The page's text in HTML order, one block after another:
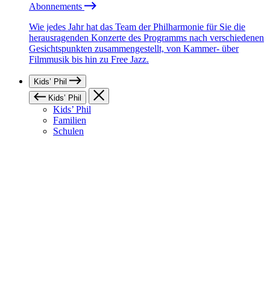
Abonnements
Wie jedes Jahr hat das Team der Philharmonie für Sie die
herausragenden Konzerte des Programms nach verschiedenen
Gesichtspunkten zusammengestellt, von Kammer- über
Filmmusik bis hin zu Free Jazz.
Kids’ Phil
Kids’ Phil
Kids’ Phil
Familien
Schulen